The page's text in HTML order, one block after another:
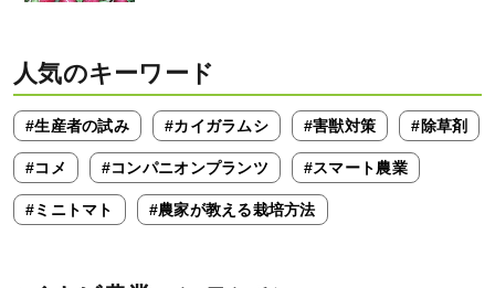
人気のキーワード
#生産者の試み #カイガラムシ #害獣対策 #除草剤
#コメ #コンパニオンプランツ #スマート農業
#ミニトマト #農家が教える栽培方法